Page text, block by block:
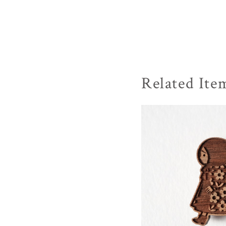
Related